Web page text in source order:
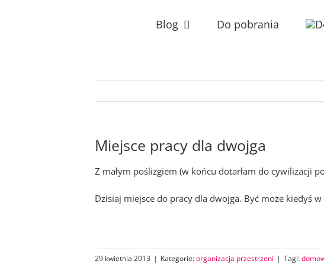
Blog Do pobrania
Miejsce pracy dla dwojga
Z małym poślizgiem (w końcu dotarłam do cywilizacji
Dzisiaj miejsce do pracy dla dwojga. Być może kiedyś
29 kwietnia 2013 | Kategorie:organizacja przestrzeni | Tagi: